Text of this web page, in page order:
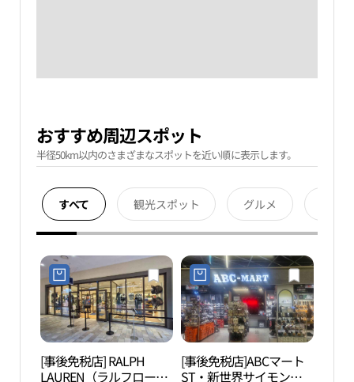
おすすめ周辺スポット
半径50km以内のさまざまなスポットを近い順に表示します。
すべて 観光スポット グルメ
[事後免税店] RALPH
LAUREN（ラルフローレ
[事後免税店]ABCマート
ST・新世界サイモンプ